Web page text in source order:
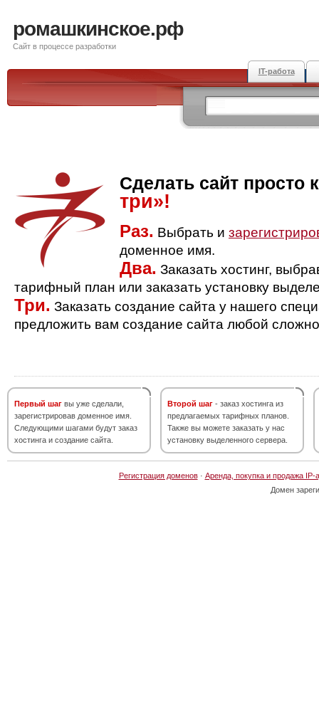
ромашкинское.рф
Сайт в процессе разработки
IT-работа
Сделать сайт просто
три»!
Раз. Выбрать и
доменное имя.
Два. Заказать хостинг,
тарифный план или заказать установку
Три. Заказать создание сайта у нашего
предложить вам создание сайта любой
Первый шаг вы уже сделали,
зарегистрировав доменное имя.
Следующими шагами будут заказ
хостинга и создание сайта.
Второй шаг - заказ хостинга из
предлагаемых тарифных планов.
Также вы можете заказать у нас
установку выделенного сервера.
Регистрация доменов· Аренда, покупка и продажа IP-
Домен